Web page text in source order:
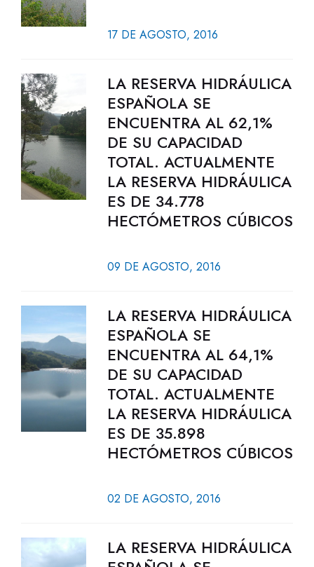
17 DE AGOSTO, 2016
LA RESERVA HIDRÁULICA
ESPAÑOLA SE
ENCUENTRA AL 62,1%
DE SU CAPACIDAD
TOTAL. ACTUALMENTE
LA RESERVA HIDRÁULICA
ES DE 34.778
HECTÓMETROS CÚBICOS
09 DE AGOSTO, 2016
LA RESERVA HIDRÁULICA
ESPAÑOLA SE
ENCUENTRA AL 64,1%
DE SU CAPACIDAD
TOTAL. ACTUALMENTE
LA RESERVA HIDRÁULICA
ES DE 35.898
HECTÓMETROS CÚBICOS
02 DE AGOSTO, 2016
LA RESERVA HIDRÁULICA